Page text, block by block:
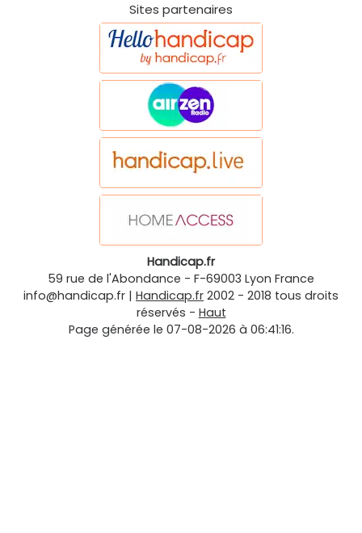
Sites partenaires
Handicap.fr
59 rue de l'Abondance - F-69003 Lyon France
info@handicap.fr | Handicap.fr 2002 - 2018 tous droits
réservés - Haut
Page générée le 07-08-2026 à 06:41:16.